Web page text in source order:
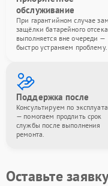
обслуживание
При гарантийном случае
защёлки батарейного отсека
выполняется вне очереди —
быстро устраняем проблему.
Поддержка после
Консультируем по
— помогаем продлить срок
службы после выполнения
ремонта.
Оставьте